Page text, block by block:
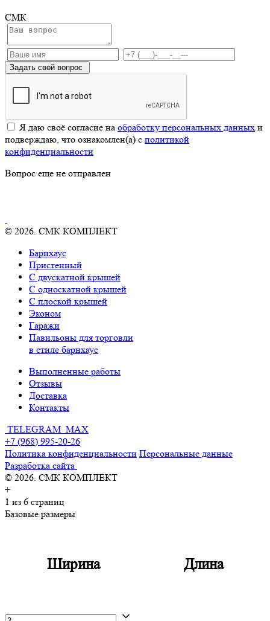
СМК
Задать свой вопрос
Я даю своё согласие на обработку персональных данных и
подверждаю, что ознакомлен(а) с политикой
конфиденциальности
Вопрос еще не отправлен
© 2026. СМК КОМПЛЕКТ
Барнхаус
Пристенный
С двускатной крышей
С односкатной крышей
С плоской крышей
Эконом
Гаражи
Павильоны для торговли
в стиле барнхаус
Выполненные работы
Отзывы
Доставка
Контакты
TELEGRAM MAX
+7 (968) 995-20-26
Политика конфиденциальности Персональные данные
Разработка сайта
© 2026. СМК КОМПЛЕКТ
+
1 из 6 страниц
Базовые размеры
Ширина Длина